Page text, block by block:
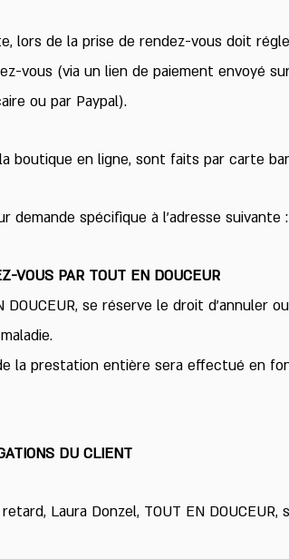
lors de la prise de rendez-vous doit
vous (via un lien de paiement envoyé
ou par Paypal).
boutique en ligne, sont faits par carte
spécifique à l’adresse suivante :
VOUS PAR TOUT EN DOUCEUR
DOUCEUR, se réserve le droit
la prestation entière sera effectué en
DU CLIENT
Laura Donzel, TOUT EN